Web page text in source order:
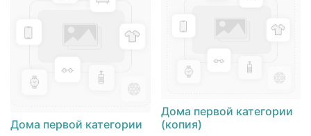
Дома первой категории
Дома первой категории
(копия)